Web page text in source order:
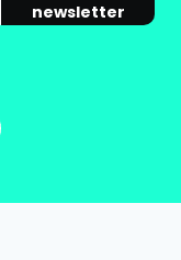
newsletter